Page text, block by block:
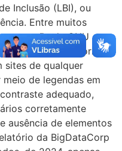
Inclusão (LBI), ou
Entre muitos
da ONU
Deficiência, tornou
sites de qualquer
de legendas em
adequado,
corretamente
ausência de elementos
da BigDataCorp